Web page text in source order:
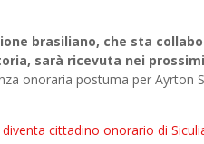
brasiliano, che sta
sarà ricevuta nei
onoraria postuma per Ayrton
cittadino onorario di